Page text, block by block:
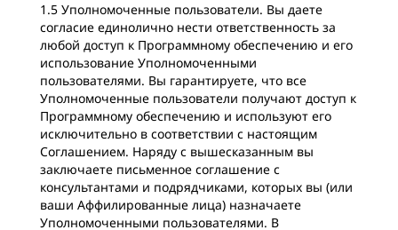
1.5 Уполномоченные пользователи. Вы даете
согласие единолично нести ответственность за
любой доступ к Программному обеспечению и его
использование Уполномоченными
пользователями. Вы гарантируете, что все
Уполномоченные пользователи получают доступ к
Программному обеспечению и используют его
исключительно в соответствии с настоящим
Соглашением. Наряду с вышесказанным вы
заключаете письменное соглашение с
консультантами и подрядчиками, которых вы (или
ваши Аффилированные лица) назначаете
Уполномоченными пользователями. В